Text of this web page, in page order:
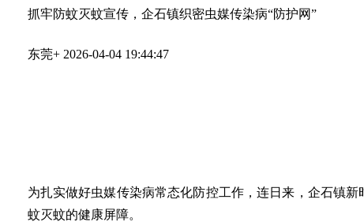
抓牢防蚊灭蚊宣传，企石镇织密虫媒传染病“防护网”
东莞+ 2026-04-04 19:44:47
为扎实做好虫媒传染病常态化防控工作，连日来，企石镇
蚊灭蚊的健康屏障。